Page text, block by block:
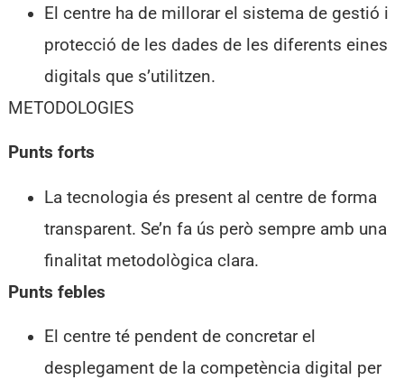
El centre ha de millorar el sistema de gestió i
protecció de les dades de les diferents eines
digitals que s’utilitzen.
METODOLOGIES
Punts forts
La tecnologia és present al centre de forma
transparent. Se’n fa ús però sempre amb una
finalitat metodològica clara.
Punts febles
El centre té pendent de concretar el
desplegament de la competència digital per